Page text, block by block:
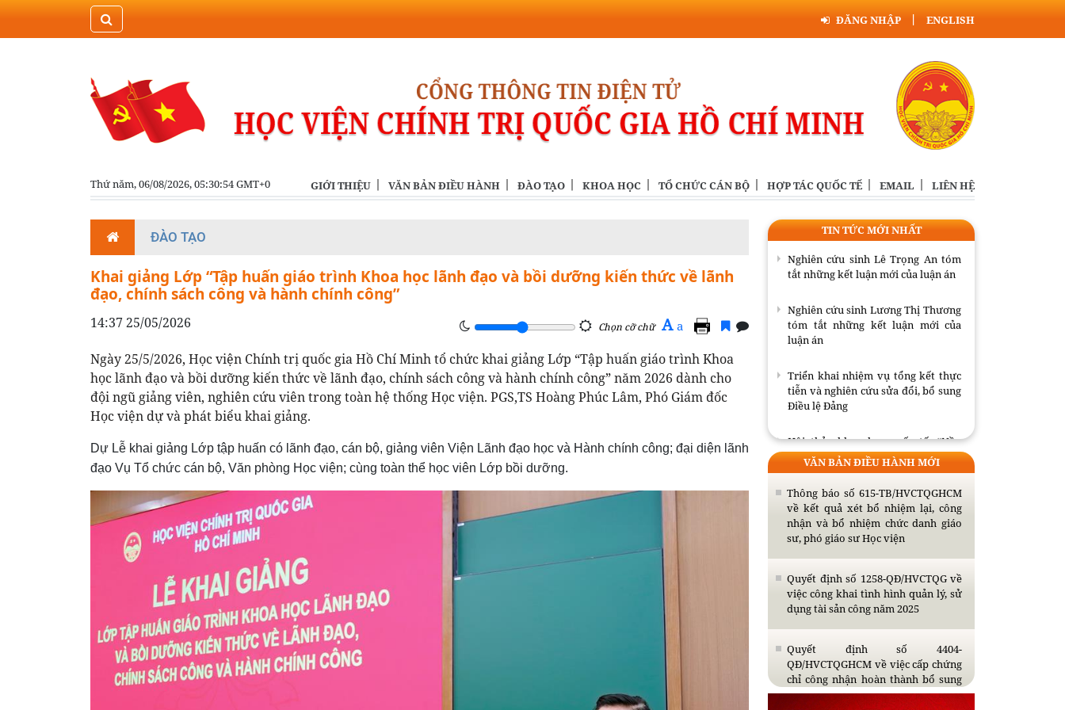
ĐĂNG NHẬP ENGLISH
Thứ năm, 06/08/2026, 05:30:55 GMT+0 GIỚI THIỆU VĂN BẢN ĐIỀU HÀNH ĐÀO TẠO KHOA HỌC TỔ CHỨC CÁN BỘ HỢP TÁC QUỐC TẾ EMAIL LIÊN HỆ
ĐÀO TẠO
Khai giảng Lớp “Tập huấn giáo trình Khoa học lãnh đạo và bồi dưỡng kiến thức về lãnh
đạo, chính sách công và hành chính công”
14:37 25/05/2026 Chọn cỡ chữ A a
Ngày 25/5/2026, Học viện Chính trị quốc gia Hồ Chí Minh tổ chức khai giảng Lớp “Tập huấn giáo trình Khoa
học lãnh đạo và bồi dưỡng kiến thức về lãnh đạo, chính sách công và hành chính công” năm 2026 dành cho
đội ngũ giảng viên, nghiên cứu viên trong toàn hệ thống Học viện. PGS,TS Hoàng Phúc Lâm, Phó Giám đốc
Học viện dự và phát biểu khai giảng.
Dự Lễ khai giảng Lớp tập huấn có lãnh đạo, cán bộ, giảng viên Viện Lãnh đạo học và Hành chính công; đại diện lãnh
đạo Vụ Tổ chức cán bộ, Văn phòng Học viện; cùng toàn thể học viên Lớp bồi dưỡng.
TIN TỨC MỚI NHẤT
Triển khai nhiệm vụ tổng kết thực
tiễn và nghiên cứu sửa đổi, bổ sung
Điều lệ Đảng
Hội thảo khoa học quốc tế: “Nền
Lào và bài học kinh nghiệm của
Nam”.
Nghiên cứu sinh Lê Trọng An tóm
tắt những kết luận mới của luận án
Nghiên cứu sinh Lương Thị Thương
tóm tắt những kết luận mới của
luận án
Triển khai nhiệm vụ tổng kết thực
tiễn và nghiên cứu sửa đổi, bổ sung
Điều lệ Đảng
Hội thảo khoa học quốc tế: “Nền
kinh tế độc lập, tự chủ: sáng kiến
của Cộng hòa Dân chủ Nhân dân
Cộng hòa xã hội chủ nghĩa Việt
Nam”.
Nghiên cứu sinh Lê Trọng An tóm
Nghiên cứu sinh Lương Thị Thương
tóm tắt những kết luận mới của
luận án
Triển khai nhiệm vụ tổng kết thực
tiễn và nghiên cứu sửa đổi, bổ sung
Điều lệ Đảng
VĂN BẢN ĐIỀU HÀNH MỚI
Thông báo số 615-TB/HVCTQGHCM
về kết quả xét bổ nhiệm lại, công
nhận và bổ nhiệm chức danh giáo
sư, phó giáo sư Học viện
Quyết định số 1258-QĐ/HVCTQG về
việc công khai tình hình quản lý, sử
dụng tài sản công năm 2025
Quyết định số 4404-
QĐ/HVCTQGHCM về việc cấp chứng
chỉ công nhận hoàn thành bổ sung
kiến thức dự tuyển đào tạo trình độ